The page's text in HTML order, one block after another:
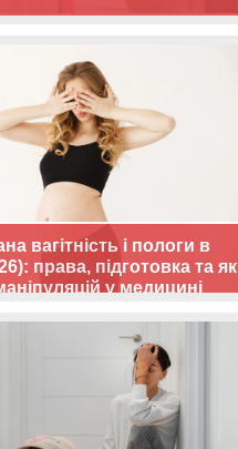
вагітність і пологи в
права, підготовка та як
у медицині